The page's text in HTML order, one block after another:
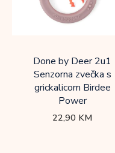
Done by Deer 2u1
Senzorna zvečka s
grickalicom Birdee
Power
22,90 KM